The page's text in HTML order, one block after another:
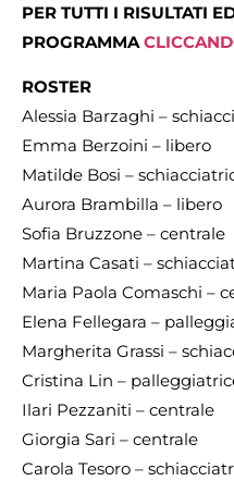
PER TUTTI I RISULTATI
PROGRAMMA
ROSTER
Alessia Barzaghi –
Emma Berzoini – libero
Matilde Bosi –
Aurora Brambilla – libero
Sofia Bruzzone – centrale
Martina Casati –
Maria Paola Comaschi –
Elena Fellegara –
Margherita Grassi –
Cristina Lin –
Ilari Pezzaniti – centrale
Giorgia Sari – centrale
Carola Tesoro –